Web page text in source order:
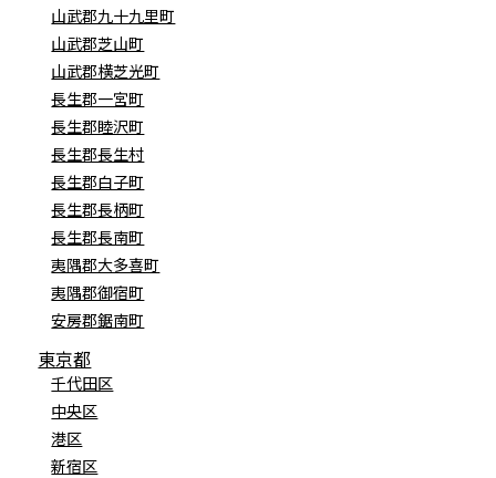
山武郡九十九里町
山武郡芝山町
山武郡横芝光町
長生郡一宮町
長生郡睦沢町
長生郡長生村
長生郡白子町
長生郡長柄町
長生郡長南町
夷隅郡大多喜町
夷隅郡御宿町
安房郡鋸南町
東京都
千代田区
中央区
港区
新宿区